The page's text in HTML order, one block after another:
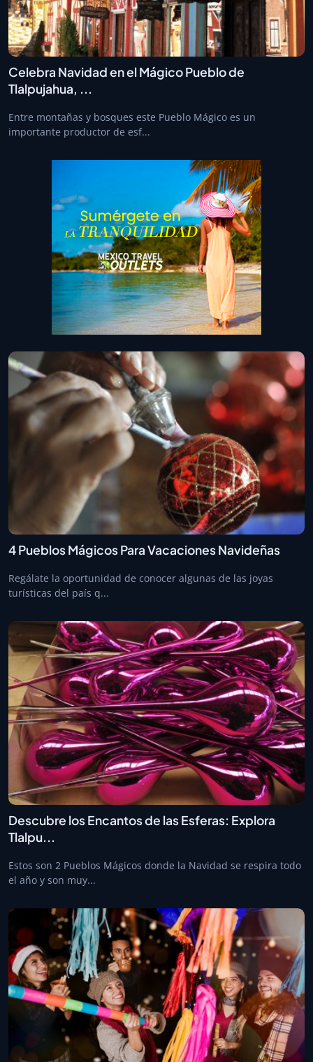
Celebra Navidad en el Mágico Pueblo de
Tlalpujahua, ...
Entre montañas y bosques este Pueblo Mágico es un
importante productor de esf...
4 Pueblos Mágicos Para Vacaciones Navideñas
Regálate la oportunidad de conocer algunas de las joyas
turísticas del país q...
Descubre los Encantos de las Esferas: Explora
Tlalpu...
Estos son 2 Pueblos Mágicos donde la Navidad se respira todo
el año y son muy...